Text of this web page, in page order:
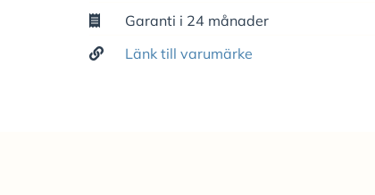
Garanti i 24 månader
Länk till varumärke